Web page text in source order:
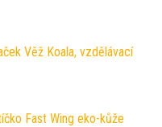
Věž Koala, vzdělávací
Fast Wing eko-kůže